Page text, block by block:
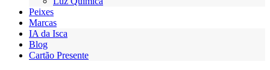
Peixes
Marcas
IA da Isca
Blog
Cartão Presente